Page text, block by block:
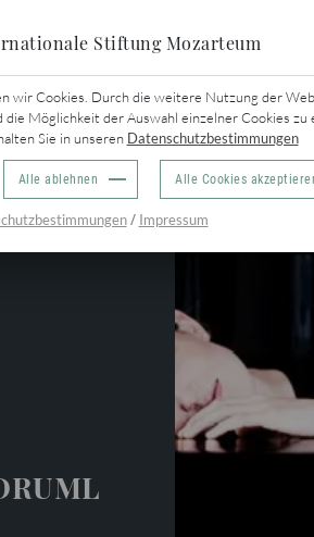
Stiftung Mozarteum
Cookies. Durch die weitere Nutzung der
Möglichkeit der Auswahl einzelner Cookies
Sie in unseren Datenschutzbestimmungen
Alle ablehnen Alle Cookies
/ Impressum